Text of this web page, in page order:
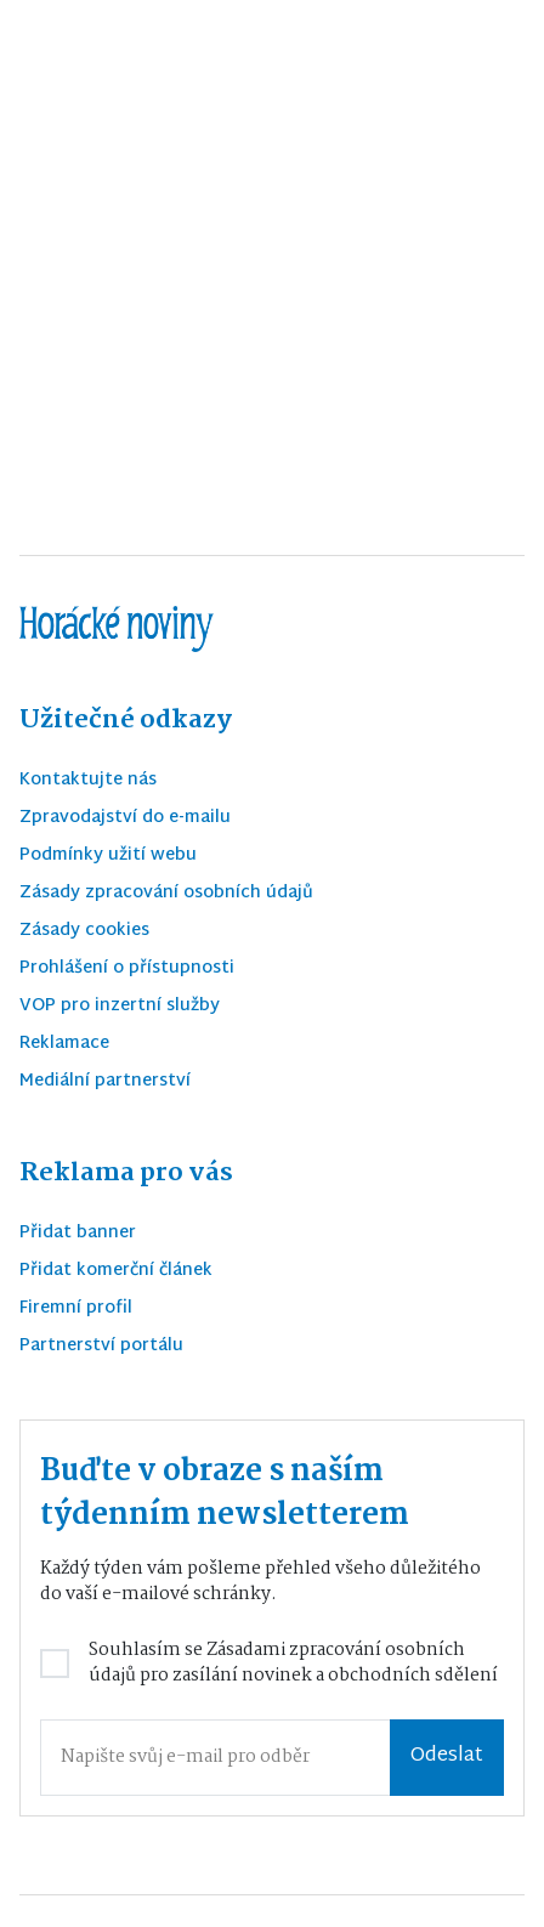
Užitečné odkazy
Kontaktujte nás
Zpravodajství do e-mailu
Podmínky užití webu
Zásady zpracování osobních údajů
Zásady cookies
Prohlášení o přístupnosti
VOP pro inzertní služby
Reklamace
Mediální partnerství
Reklama pro vás
Přidat banner
Přidat komerční článek
Firemní profil
Partnerství portálu
Buďte v obraze s naším
týdenním newsletterem
Každý týden vám pošleme přehled všeho důležitého
do vaší e-mailové schránky.
Souhlasím seZásadami zpracování osobních
údajůpro zasílání novinek a obchodních sdělení
Odeslat